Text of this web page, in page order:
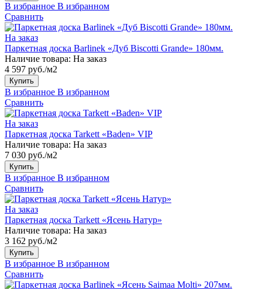
В избранное В избранном
Сравнить
На заказ
Паркетная доска Barlinek «Дуб Biscotti Grande» 180мм.
Наличие товара: На заказ
4 597 руб./м2
Купить
В избранное В избранном
Сравнить
На заказ
Паркетная доска Tarkett «Baden» VIP
Наличие товара: На заказ
7 030 руб./м2
Купить
В избранное В избранном
Сравнить
На заказ
Паркетная доска Tarkett «Ясень Натур»
Наличие товара: На заказ
3 162 руб./м2
Купить
В избранное В избранном
Сравнить